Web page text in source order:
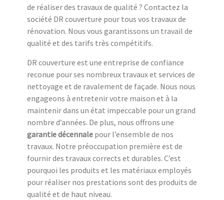
de réaliser des travaux de qualité ? Contactez la
société DR couverture pour tous vos travaux de
rénovation. Nous vous garantissons un travail de
qualité et des tarifs très compétitifs.
DR couverture est une entreprise de confiance
reconue pour ses nombreux travaux et services de
nettoyage et de ravalement de façade. Nous nous
engageons à entretenir votre maison et à la
maintenir dans un état impeccable pour un grand
nombre d’années. De plus, nous offrons une
garantie décennale pour l’ensemble de nos
travaux. Notre préoccupation première est de
fournir des travaux corrects et durables. C’est
pourquoi les produits et les matériaux employés
pour réaliser nos prestations sont des produits de
qualité et de haut niveau.